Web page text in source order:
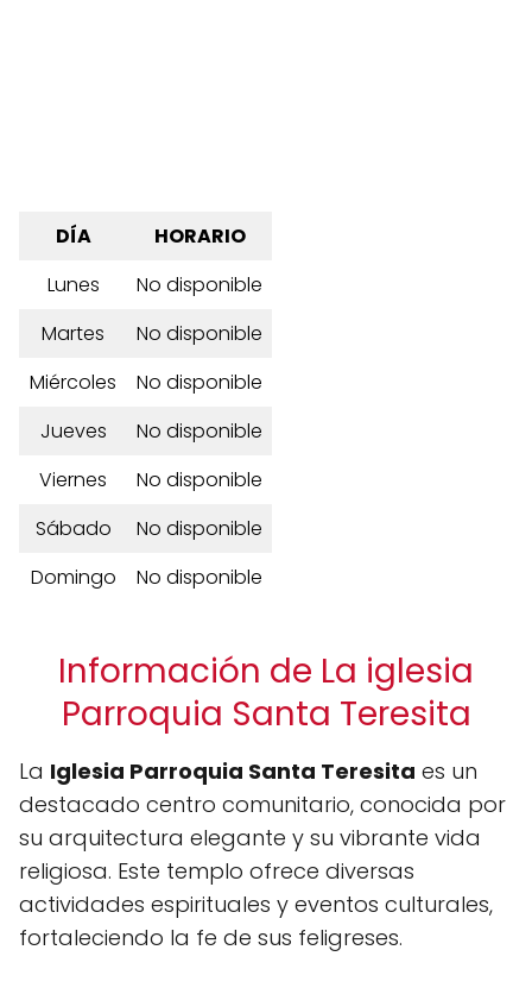
DÍA
HORARIO
Lunes
No disponible
Martes
No disponible
Miércoles
No disponible
Jueves
No disponible
Viernes
No disponible
Sábado
No disponible
Domingo
No disponible
Información de La iglesia
Parroquia Santa Teresita
La Iglesia Parroquia Santa Teresita es un
destacado centro comunitario, conocida por
su arquitectura elegante y su vibrante vida
religiosa. Este templo ofrece diversas
actividades espirituales y eventos culturales,
fortaleciendo la fe de sus feligreses.